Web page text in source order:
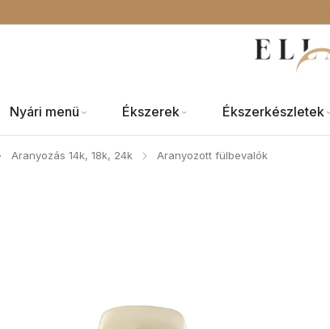
Nyári menü Ékszerek Ékszerkészletek
Aranyozás 14k, 18k, 24k / Aranyozott fülbevalók